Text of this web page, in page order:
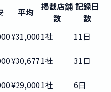
平均
掲載店舗
数
記録日
数
¥31,0001社
11日
¥30,6771社
31日
¥29,0001社 6日